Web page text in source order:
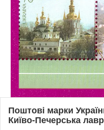
Поштові марки
Київо-Печерська